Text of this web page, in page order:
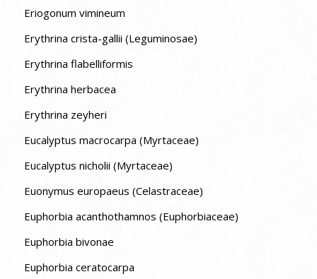
Eriogonum vimineum
Erythrina crista-gallii (Leguminosae)
Erythrina flabelliformis
Erythrina herbacea
Erythrina zeyheri
Eucalyptus macrocarpa (Myrtaceae)
Eucalyptus nicholii (Myrtaceae)
Euonymus europaeus (Celastraceae)
Euphorbia acanthothamnos (Euphorbiaceae)
Euphorbia bivonae
Euphorbia ceratocarpa